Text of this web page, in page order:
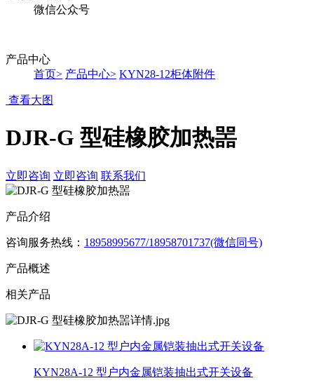
微信公众号
产品中心
首页> 产品中心> KYN28-12柜体附件
查看大图
DJR-G 型硅橡胶加热噐
立即咨询 立即咨询 联系我们
产品介绍
咨询服务热线： 18958995677/18958701737(微信同号)
产品概述
相关产品
KYN28A-12 型户内金属铠装抽出式开关设备